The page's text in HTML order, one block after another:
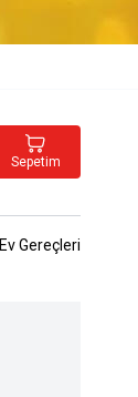
Sepetim
Ev Gereçleri